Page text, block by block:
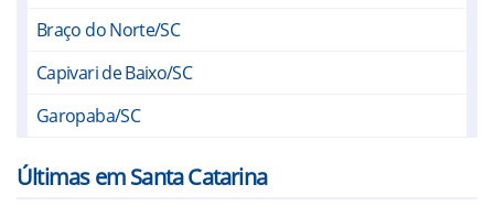
Braço do Norte/SC
Capivari de Baixo/SC
Garopaba/SC
Últimas em Santa Catarina